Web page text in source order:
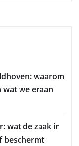
waarom
wat we eraan
wat de zaak in
beschermt